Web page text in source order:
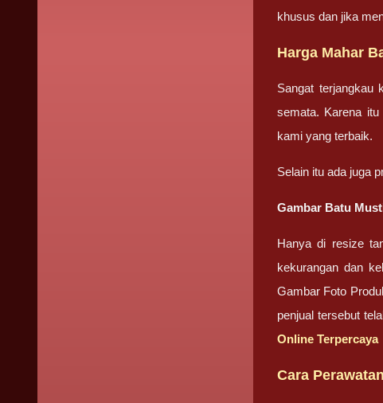
khusus dan jika
Harga Mahar
Sangat terjangkau
semata. Karena
kami yang terbaik.
Selain itu ada juga
Gambar Batu
Hanya di resize
kekurangan dan
Gambar Foto
penjual tersebut
Online Terpercaya
Cara